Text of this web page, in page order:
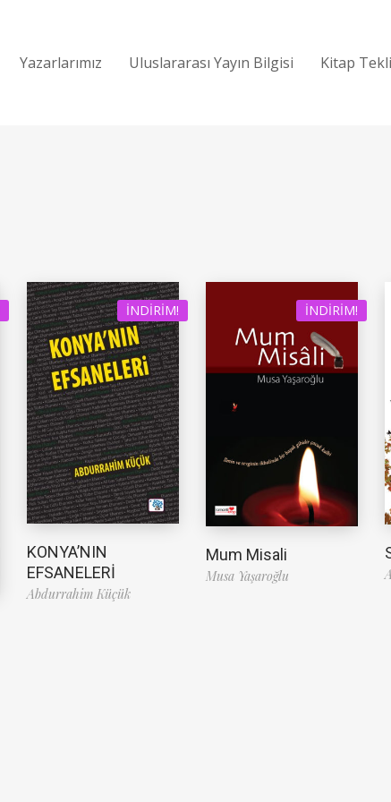
Yazarlarımız Uluslararası Yayın Bilgisi Kitap
İNDIRIM!
KONYA’NIN
EFSANELERİ
Abdurrahim Küçük
İNDIRIM!
Mum Misali
Musa Yaşaroğlu